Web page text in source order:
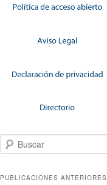
Buscar
PUBLICACIONES ANTERIORES